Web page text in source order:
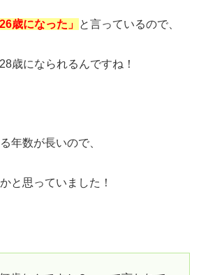
26歳になった」 と言っているので、
歳になられるんですね！
年数が長いので、
と思っていました！